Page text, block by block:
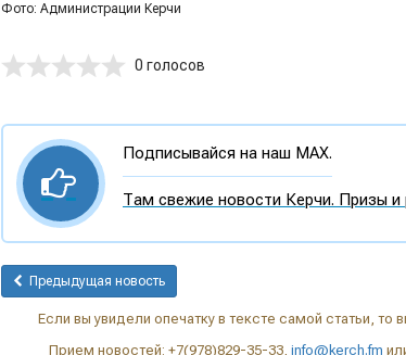
Фото: Администрации Керчи
0 голосов
Подписывайся на наш MAX.
Там свежие новости Керчи. Призы и
Предыдущая новость
Если вы увидели опечатку в тексте самой статьи, то
Прием новостей: +7(978)829-35-33, info@kerch.fm